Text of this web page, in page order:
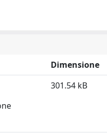
Dimensione
301.54 kB